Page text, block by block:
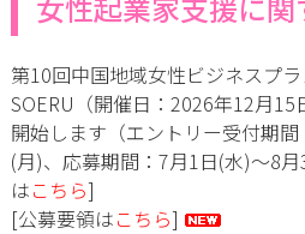
第10回中国地域女性ビジネスプ
SOERU（開催日：2026年12月
開始します（エントリー受付期
(月)、応募期間：7月1日(水)～8
はこちら]
[公募要領はこちら]